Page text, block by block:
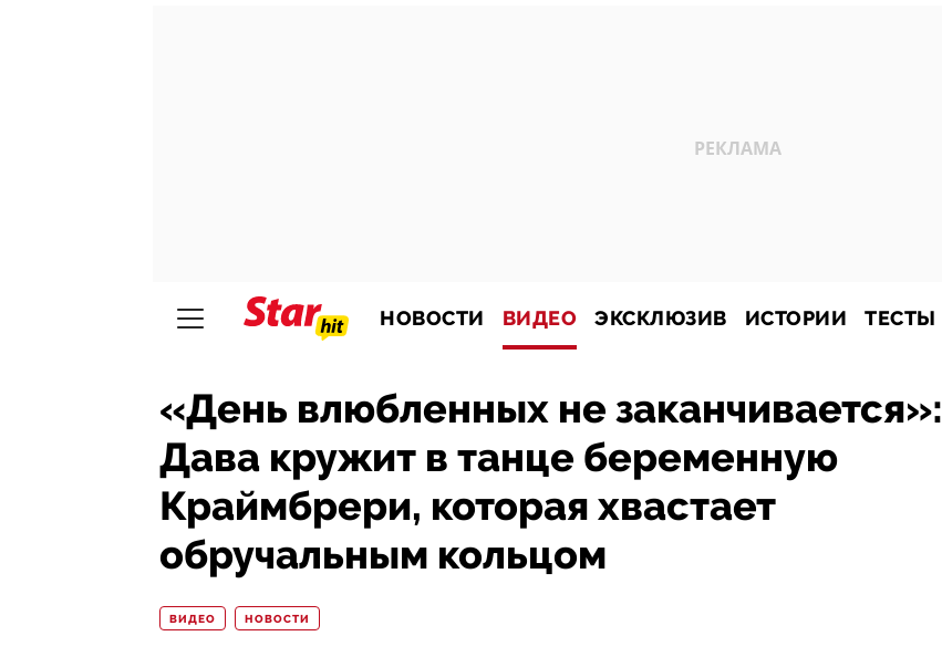
НОВОСТИ ВИДЕО ЭКСКЛЮЗИВ ИСТОРИИ ТЕСТЫ
«День влюбленных не заканчивается»:
Дава кружит в танце беременную
Краймбрери, которая хвастает
обручальным кольцом
ВИДЕО НОВОСТИ